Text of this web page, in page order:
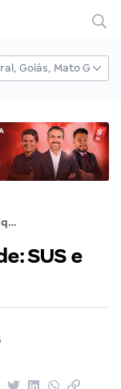
Palavra de quem entende: SUS e humanização!
SUS e